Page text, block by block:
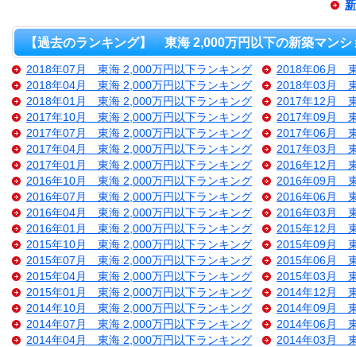
【過去のランキング】 東海 2,000万円以下の新築マンシ
2018年07月 東海 2,000万円以下ランキング
2018年06月
2018年04月 東海 2,000万円以下ランキング
2018年03月
2018年01月 東海 2,000万円以下ランキング
2017年12月
2017年10月 東海 2,000万円以下ランキング
2017年09月
2017年07月 東海 2,000万円以下ランキング
2017年06月
2017年04月 東海 2,000万円以下ランキング
2017年03月
2017年01月 東海 2,000万円以下ランキング
2016年12月
2016年10月 東海 2,000万円以下ランキング
2016年09月
2016年07月 東海 2,000万円以下ランキング
2016年06月
2016年04月 東海 2,000万円以下ランキング
2016年03月
2016年01月 東海 2,000万円以下ランキング
2015年12月
2015年10月 東海 2,000万円以下ランキング
2015年09月
2015年07月 東海 2,000万円以下ランキング
2015年06月
2015年04月 東海 2,000万円以下ランキング
2015年03月
2015年01月 東海 2,000万円以下ランキング
2014年12月
2014年10月 東海 2,000万円以下ランキング
2014年09月
2014年07月 東海 2,000万円以下ランキング
2014年06月
2014年04月 東海 2,000万円以下ランキング
2014年03月